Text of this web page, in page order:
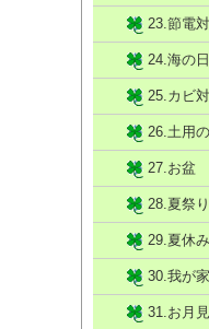
23.節電
24.海の日
25.カビ
26.土用
27.お盆
28.夏祭
29.夏休み
30.我が
31.お月見